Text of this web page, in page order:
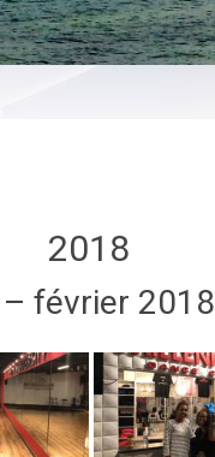
2018
– février 2018